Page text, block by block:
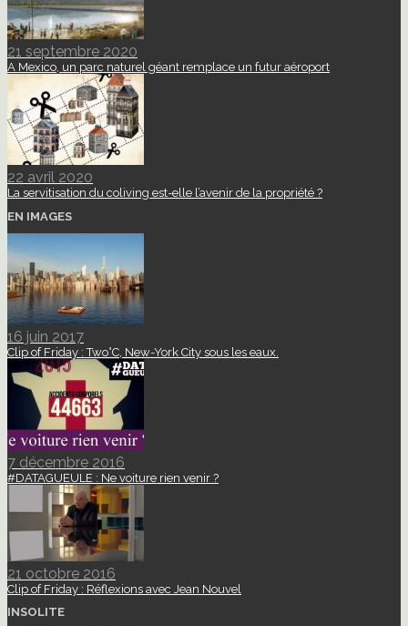
21 septembre 2020
A Mexico, un parc naturel géant remplace un futur aéroport
22 avril 2020
La servitisation du coliving est-elle l’avenir de la propriété ?
EN IMAGES
16 juin 2017
Clip of Friday : Two°C, New-York City sous les eaux.
7 décembre 2016
#DATAGUEULE : Ne voiture rien venir ?
21 octobre 2016
Clip of Friday : Réflexions avec Jean Nouvel
INSOLITE